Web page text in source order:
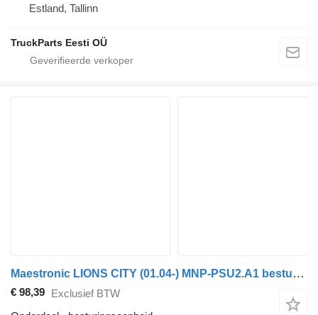
Estland, Tallinn
TruckParts Eesti OÜ
Maestronic LIONS CITY (01.04-) MNP-PSU2.A1 besturingseenheid voor MAN bus
€ 98,39 Exclusief BTW